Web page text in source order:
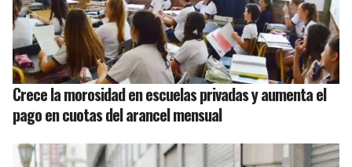
Crece la morosidad en escuelas privadas y aumenta el
pago en cuotas del arancel mensual